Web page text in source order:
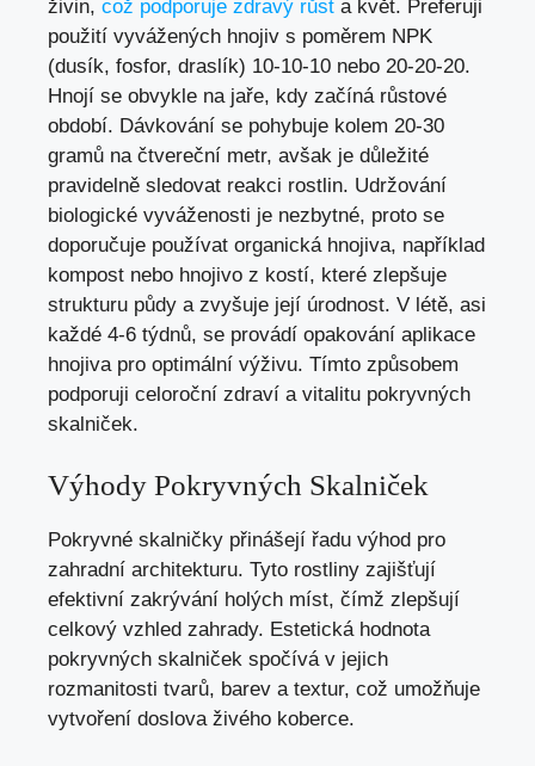
živin, což podporuje zdravý růst a květ. Preferuji
použití vyvážených hnojiv s poměrem NPK
(dusík, fosfor, draslík) 10-10-10 nebo 20-20-20.
Hnojí se obvykle na jaře, kdy začíná růstové
období. Dávkování se pohybuje kolem 20-30
gramů na čtvereční metr, avšak je důležité
pravidelně sledovat reakci rostlin. Udržování
biologické vyváženosti je nezbytné, proto se
doporučuje používat organická hnojiva, například
kompost nebo hnojivo z kostí, které zlepšuje
strukturu půdy a zvyšuje její úrodnost. V létě, asi
každé 4-6 týdnů, se provádí opakování aplikace
hnojiva pro optimální výživu. Tímto způsobem
podporuji celoroční zdraví a vitalitu pokryvných
skalniček.
Výhody Pokryvných Skalniček
Pokryvné skalničky přinášejí řadu výhod pro
zahradní architekturu. Tyto rostliny zajišťují
efektivní zakrývání holých míst, čímž zlepšují
celkový vzhled zahrady. Estetická hodnota
pokryvných skalniček spočívá v jejich
rozmanitosti tvarů, barev a textur, což umožňuje
vytvoření doslova živého koberce.